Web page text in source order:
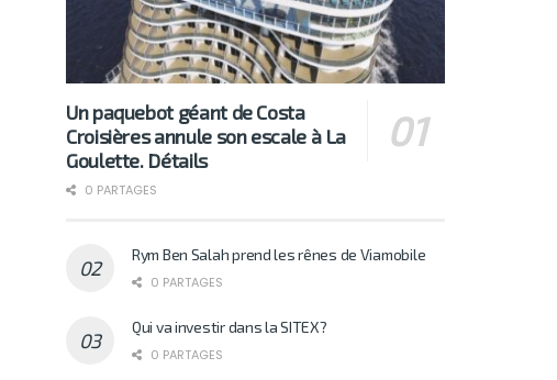
Un paquebot géant de Costa
Croisières annule son escale à La
Goulette. Détails
0 PARTAGES
Rym Ben Salah prend les rênes de Viamobile
0 PARTAGES
Qui va investir dans la SITEX?
0 PARTAGES